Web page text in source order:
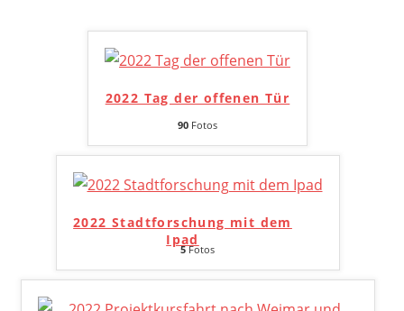
2022 Tag der offenen Tür
90 Fotos
2022 Stadtforschung mit dem
Ipad
5Fotos